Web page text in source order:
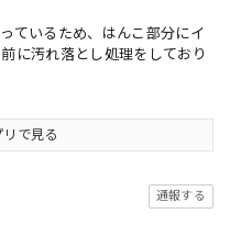
ているため、はんこ部分にイ
に汚れ落とし処理をしており
リで見る
通報する